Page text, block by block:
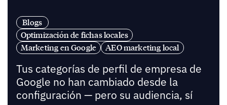
Blogs
Optimización de fichas locales
Marketing en Google
AEO marketing local
Tus categorías de perfil de empresa de
Google no han cambiado desde la
configuración — pero su audiencia, sí